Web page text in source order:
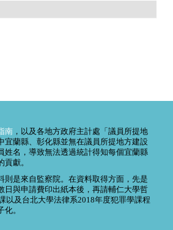
南 ，以及各地方政府主計處「議員所提地
宜蘭縣、彰化縣並無在議員所提地方建設
姓名，導致無法透過統計得知每個宜蘭縣
獻。
則是來自監察院。在資料取得方面，先是
日與申請費印出紙本後，再請輔仁大學哲
以及台北大學法律系2018年度犯罪學課程
化。